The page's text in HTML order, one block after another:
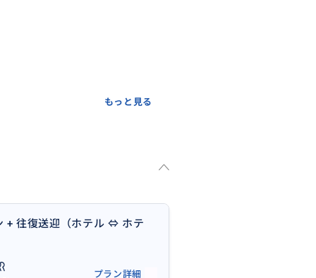
の中でも特にリピーターが
こには日常を忘れさせてく
るのが最大の魅力です。
もっと見る
+ 往復送迎（ホテル ⇔ ホテ
プラン詳細